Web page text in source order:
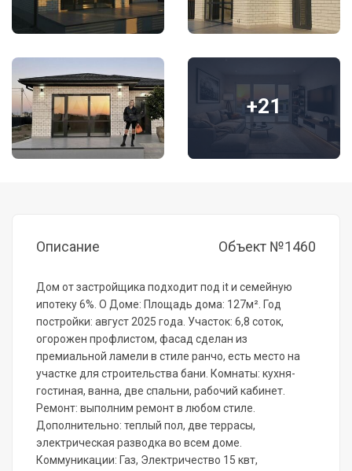
+21
Описание Объект №1460
Дом от застройщика подходит под it и семейную
ипотеку 6%. О Доме: Площадь дома: 127м². Год
постройки: август 2025 года. Участок: 6,8 соток,
огорожен профлистом, фасад сделан из
премиальной ламели в стиле ранчо, есть место на
участке для строительства бани. Комнаты: кухня-
гостиная, ванна, две спальни, рабочий кабинет.
Ремонт: выполним ремонт в любом стиле.
Дополнительно: теплый пол, две террасы,
электрическая разводка во всем доме.
Коммуникации: Газ, Электричество 15 квт,